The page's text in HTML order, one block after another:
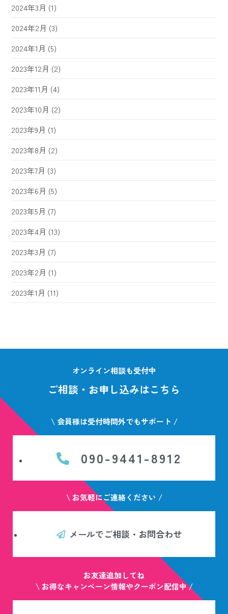
2024年3月 (1)
2024年2月 (3)
2024年1月 (5)
2023年12月 (2)
2023年11月 (4)
2023年10月 (2)
2023年9月 (1)
2023年8月 (2)
2023年7月 (3)
2023年6月 (5)
2023年5月 (7)
2023年4月 (13)
2023年3月 (7)
2023年2月 (1)
2023年1月 (11)
オンライン相談も受付中
ご相談・お申し込みはこちら
\ 会員様は受付時間外でもサポート /
090-9441-8912
\ お気軽にご連絡ください /
メールでご相談・お問合わせ
お友達追加してね
\ お得なキャンペーン情報やクーポン配信中 /